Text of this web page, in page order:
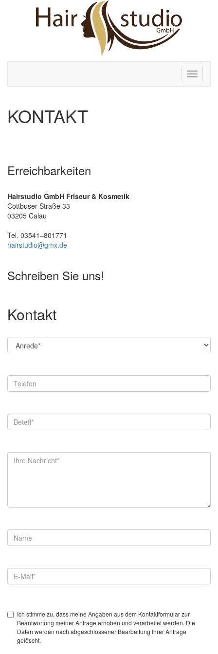
Toggle
KONTAKT
Erreichbarkeiten
Hairstudio GmbH Friseur & Kosmetik
Cottbuser Straße 33
03205 Calau
Tel. 03541–801771
hairstudio@gmx.de
Schreiben Sie uns!
Kontakt
Ich stimme zu, dass meine Angaben aus dem Kontaktformular zur
Beantwortung meiner Anfrage erhoben und verarbeitet werden. Die
Daten werden nach abgeschlossener Bearbeitung Ihrer Anfrage
gelöscht.